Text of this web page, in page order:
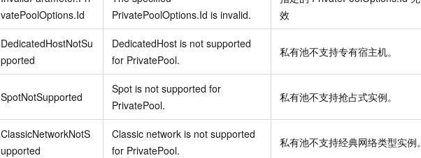
vatePoolOptions.Id
PrivatePoolOptions.Id is invalid.
效
DedicatedHostNotSu
pported
DedicatedHost is not supported
for PrivatePool.
私有池不支持专有宿主机。
SpotNotSupported
Spot is not supported for
PrivatePool.
私有池不支持抢占式实例。
ClassicNetworkNotS
upported
Classic network is not supported
for PrivatePool.
私有池不支持经典网络类型实例。